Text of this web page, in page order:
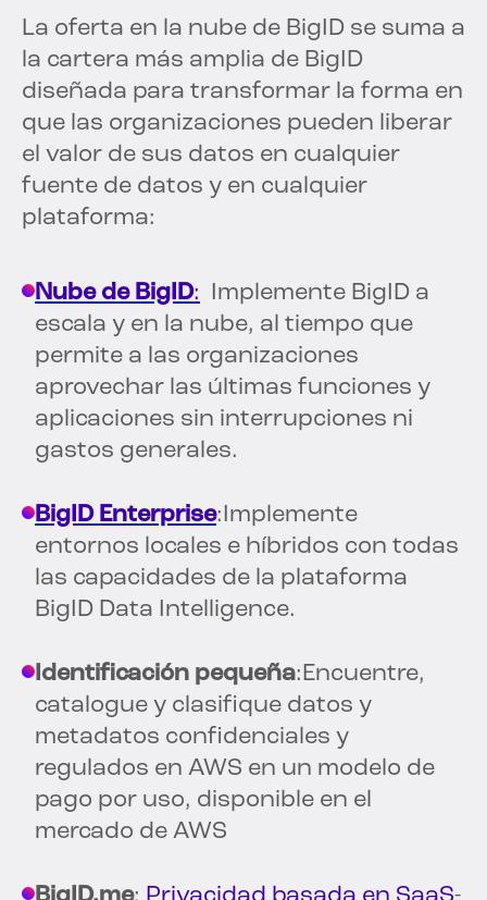
La oferta en la nube de BigID se suma a
la cartera más amplia de BigID
diseñada para transformar la forma en
que las organizaciones pueden liberar
el valor de sus datos en cualquier
fuente de datos y en cualquier
plataforma:
Nube de BigID: Implemente BigID a
escala y en la nube, al tiempo que
permite a las organizaciones
aprovechar las últimas funciones y
aplicaciones sin interrupciones ni
gastos generales.
BigID Enterprise:Implemente
entornos locales e híbridos con todas
las capacidades de la plataforma
BigID Data Intelligence.
Identificación pequeña:Encuentre,
catalogue y clasifique datos y
metadatos confidenciales y
regulados en AWS en un modelo de
pago por uso, disponible en el
mercado de AWS